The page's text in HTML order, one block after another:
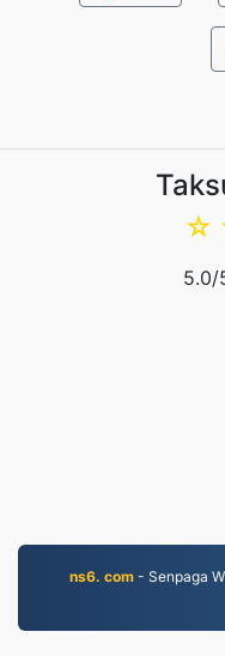
☆
5.0/
ns6. com- Senpaga